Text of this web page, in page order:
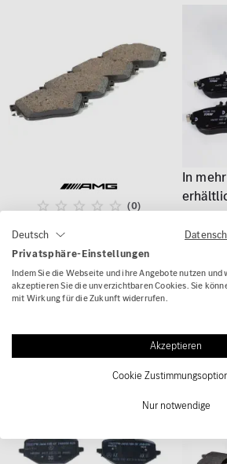
(0)
S63 S65 AMG
Bremsbeläge vorne S-
Klasse W222 Original
Mercedes-AMG
B-
Deutsch
Privatsphäre-Einstellungen
Indem Sie die Webseite und ihre Angebote nutzen
akzeptieren Sie die unverzichtbaren Cookies. Sie
mit Wirkung für die Zukunft widerrufen.
Akzeptieren
Cookie
Nur notwendige